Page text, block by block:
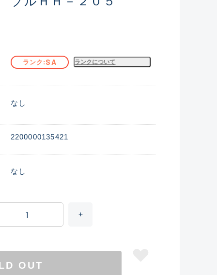
ランク SA ランクについて
なし
2200000135421
なし
OUT